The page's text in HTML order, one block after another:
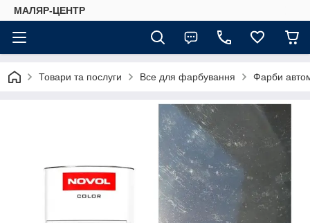
МАЛЯР-ЦЕНТР
Товари та послуги Все для фарбування Фарби